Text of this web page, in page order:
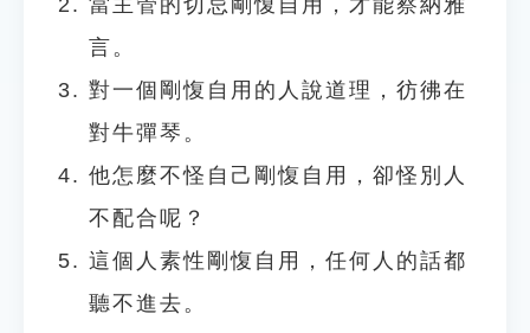
當主管的切忌剛愎自用，才能察納雅
言。
對一個剛愎自用的人說道理，彷彿在
對牛彈琴。
他怎麼不怪自己剛愎自用，卻怪別人
不配合呢？
這個人素性剛愎自用，任何人的話都
聽不進去。